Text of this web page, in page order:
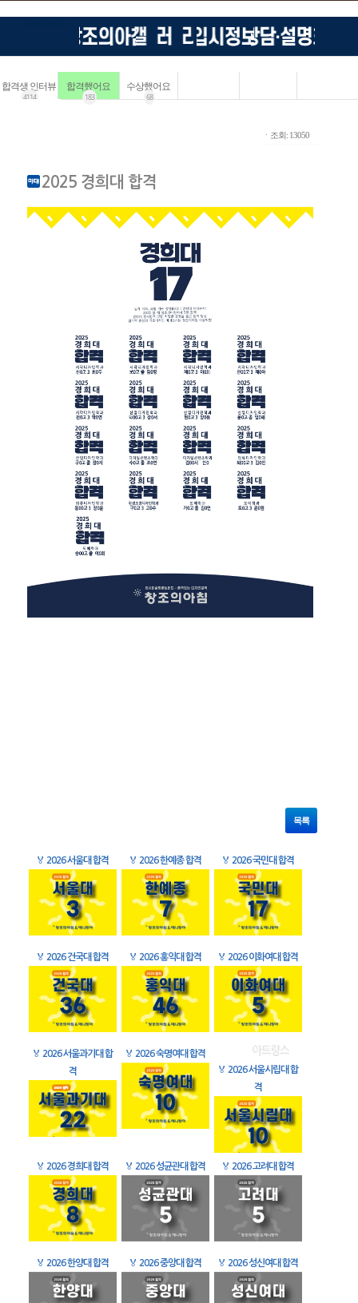
합격생 인터뷰
4114
합격했어요
183
수상했어요
68
ㆍ조회: 13050
2025 경희대 합격
목록
🏅 2026 서울대 합격 🏅 2026 한예종 합격 🏅 2026 국민대 합격
🏅 2026 건국대 합격 🏅 2026 홍익대 합격 🏅 2026 이화여대 합격
🏅 2026 서울과기대 합
격
🏅 2026 숙명여대 합격
🏅 2026 서울시립대 합
격
🏅 2026 경희대 합격 🏅 2026 성균관대 합격 🏅 2026 고려대 합격
🏅 2026 한양대 합격 🏅 2026 중앙대 합격 🏅 2026 성신여대 합격